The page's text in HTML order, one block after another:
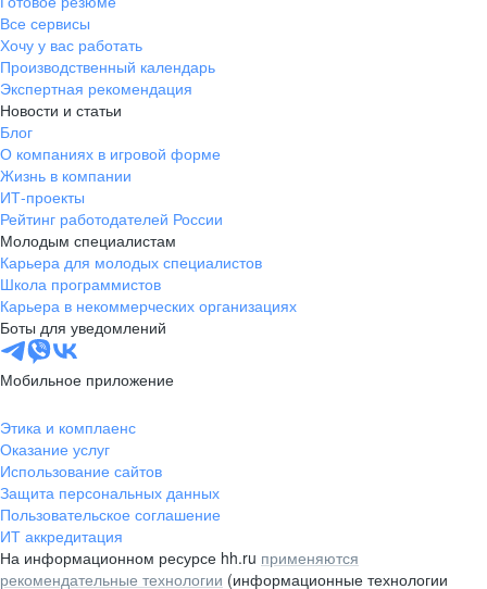
Все сервисы
Хочу у вас работать
Производственный календарь
Экспертная рекомендация
Новости и статьи
Блог
О компаниях в игровой форме
Жизнь в компании
ИТ-проекты
Рейтинг работодателей России
Молодым специалистам
Карьера для молодых специалистов
Школа программистов
Карьера в некоммерческих организациях
Боты для уведомлений
Мобильное приложение
Этика и комплаенс
Оказание услуг
Использование сайтов
Защита персональных данных
Пользовательское соглашение
ИТ аккредитация
На информационном ресурсе hh.ru применяются
рекомендательные технологии (информационные технологии